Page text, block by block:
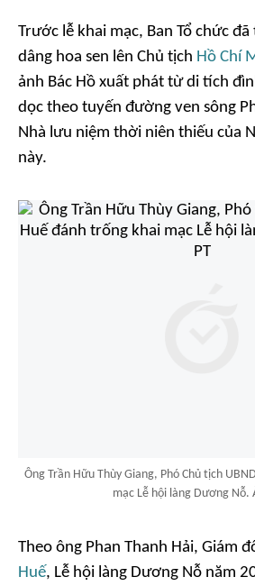
Trước lễ khai mạc, Ban Tổ chức
dâng hoa sen lên Chủ tịch Hồ Chí
ảnh Bác Hồ xuất phát từ di tích
dọc theo tuyến đường ven sông
Nhà lưu niệm thời niên thiếu của
này.
Ông Trần Hữu Thùy Giang, Phó Chủ tịch
mạc Lễ hội làng Dương Nỗ.
Theo ông Phan Thanh Hải, Giám
Huế, Lễ hội làng Dương Nỗ năm